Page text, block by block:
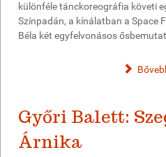
különféle tánckoreográfia követi
Színpadán, a kínálatban a Space
Béla két egyfelvonásos
Győri Balett:
Árnika